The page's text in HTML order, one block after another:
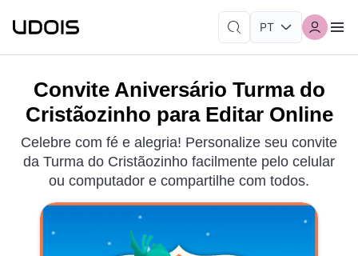
Convite Aniversário Turma do
Cristãozinho para Editar Online
Celebre com fé e alegria! Personalize seu convite
da Turma do Cristãozinho facilmente pelo celular
ou computador e compartilhe com todos.